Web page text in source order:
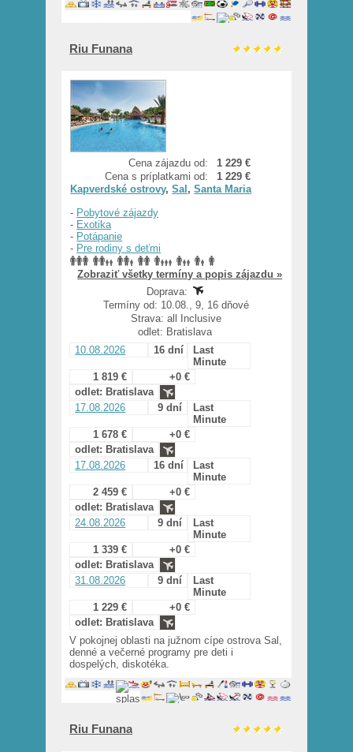
Riu Funana
Cena zájazdu od:
1 229 €
Cena s príplatkami od:
1 229 €
Kapverdské ostrovy,Sal ,Santa Maria
- Pobytové zájazdy
- Exotika
- Potápanie
- Pre rodiny s deťmi
Zobraziť všetky termíny a popis zájazdu »
Doprava:
Termíny od: 10.08., 9, 16 dňové
Strava: all Inclusive
odlet: Bratislava
10.08.2026
16 dní
Last
Minute
1 819 €
+0 €
odlet: Bratislava
17.08.2026
9 dní
Last
Minute
1 678 €
+0 €
odlet: Bratislava
17.08.2026
16 dní
Last
Minute
2 459 €
+0 €
odlet: Bratislava
24.08.2026
9 dní
Last
Minute
1 339 €
+0 €
odlet: Bratislava
31.08.2026
9 dní
Last
Minute
1 229 €
+0 €
odlet: Bratislava
V pokojnej oblasti na južnom cípe ostrova Sal,
denné a večerné programy pre deti i
dospelých, diskotéka.
Riu Funana